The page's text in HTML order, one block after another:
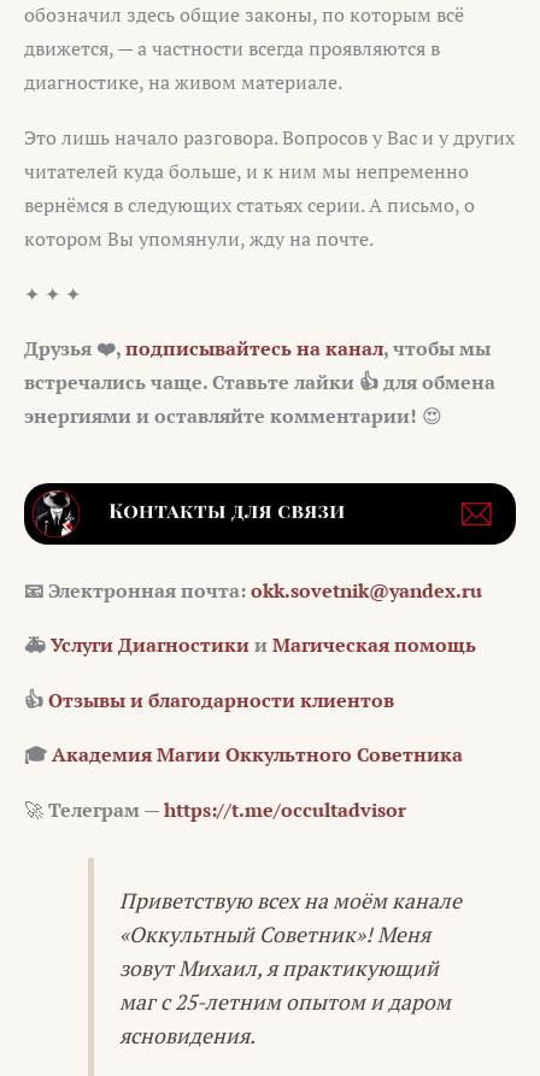
обозначил здесь общие законы, по которым всё
движется, — а частности всегда проявляются в
диагностике, на живом материале.
Это лишь начало разговора. Вопросов у Вас и у других
читателей куда больше, и к ним мы непременно
вернёмся в следующих статьях серии. А письмо, о
котором Вы упомянули, жду на почте.
✦ ✦ ✦
Друзья ❤️,подписывайтесь на канал, чтобы мы
встречались чаще. Ставьте лайки 👍 для обмена
энергиями и оставляйте комментарии! 😍
📧Электронная почта:okk.sovetnik@yandex.ru
🚑Услуги ДиагностикииМагическая помощь
👍Отзывы и благодарности клиентов
🎓Академия Магии Оккультного Советника
🚀Телеграм —https://t.me/occultadvisor
Приветствую всех на моём канале
«Оккультный Советник»! Меня
зовут Михаил, я практикующий
маг с 25-летним опытом и даром
ясновидения.